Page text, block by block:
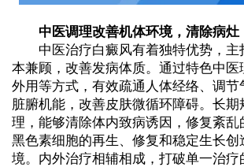
中医调理改善机体环境，清除病灶
中医治疗白癜风有着独特优势，主
本兼顾，改善发病体质。通过特色中医
外用等方式，有效疏通人体经络、调节
脏腑机能，改善皮肤微循环障碍。长期
理，能够清除体内致病诱因，修复紊乱
黑色素细胞的再生、修复和稳定生长创
境。内外治疗相辅相成，打破单一治疗